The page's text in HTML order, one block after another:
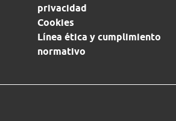
privacidad
Cookies
Línea ética y cumplimiento
normativo